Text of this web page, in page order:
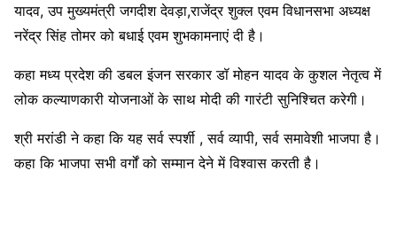
यादव, उप मुख्यमंत्री जगदीश देवड़ा,राजेंद्र शुक्ल एवम विधानसभा अध्यक्ष
नरेंद्र सिंह तोमर को बधाई एवम शुभकामनाएं दी है।
कहा मध्य प्रदेश की डबल इंजन सरकार डॉ मोहन यादव के कुशल नेतृत्व में
लोक कल्याणकारी योजनाओं के साथ मोदी की गारंटी सुनिश्चित करेगी।
श्री मरांडी ने कहा कि यह सर्व स्पर्शी , सर्व व्यापी, सर्व समावेशी भाजपा है।
कहा कि भाजपा सभी वर्गों को सम्मान देने में विश्वास करती है।